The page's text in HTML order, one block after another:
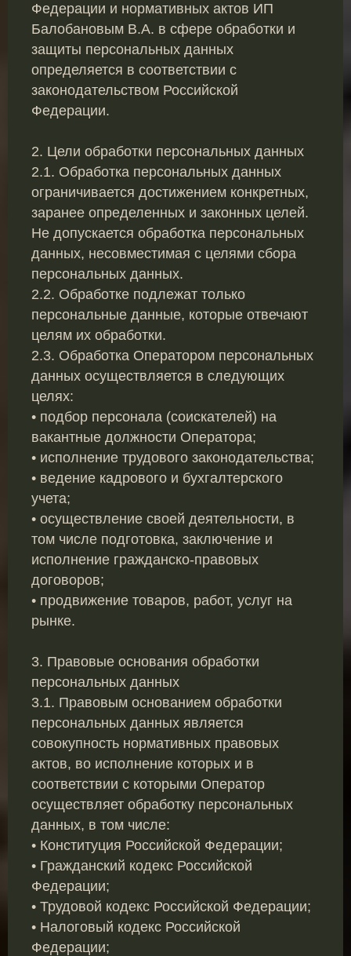
Федерации и нормативных актов ИП
Балобановым В.А. в сфере обработки и
защиты персональных данных
определяется в соответствии с
законодательством Российской
Федерации.
2. Цели обработки персональных данных
2.1. Обработка персональных данных
ограничивается достижением конкретных,
заранее определенных и законных целей.
Не допускается обработка персональных
данных, несовместимая с целями сбора
персональных данных.
2.2. Обработке подлежат только
персональные данные, которые отвечают
целям их обработки.
2.3. Обработка Оператором персональных
данных осуществляется в следующих
целях:
• подбор персонала (соискателей) на
вакантные должности Оператора;
• исполнение трудового законодательства;
• ведение кадрового и бухгалтерского
учета;
• осуществление своей деятельности, в
том числе подготовка, заключение и
исполнение гражданско-правовых
договоров;
• продвижение товаров, работ, услуг на
рынке.
3. Правовые основания обработки
персональных данных
3.1. Правовым основанием обработки
персональных данных является
совокупность нормативных правовых
актов, во исполнение которых и в
соответствии с которыми Оператор
осуществляет обработку персональных
данных, в том числе:
• Конституция Российской Федерации;
• Гражданский кодекс Российской
Федерации;
• Трудовой кодекс Российской Федерации;
• Налоговый кодекс Российской
Федерации;